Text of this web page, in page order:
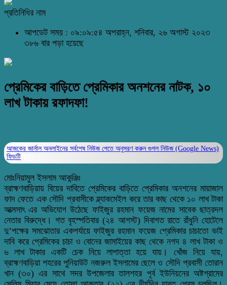
প্রতিনিধির নাম
আপডেট সময় : ০৯:০৯:৫৪ অপরাহ্ন, শনিবার, ২৬ অগাস্ট ২০২৩
৩৮৬ বার পড়া হয়েছে
প্রেমিকের বাড়িতে প্রেমিকার অনশনের নাটক, ১০
লাখ টাকায় রফাদফা!
আজকের জার্নাল অনলাইনের সর্বশেষ নিউজ পেতে অনুসরণ করুন গুগল নিউজ (Google News)
ফিডটি
মোঃনিয়ামুল ইসলাম আকন্ঞ্জিঃ
ব্রাহ্মণবাড়িয়ায় বিয়ের দাবিতে প্রেমিকের বাড়িতে প্রেমিকার অনশনের মায়াজাল
ফাদ ফেতে এক সৌদি প্রবাসীকে ব্ল্যাকমেইল করে তার কাছ থেকে ১০ লাখ টাকা
আত্মসাৎ এর অভিযোগ উঠেছে ফাইজুর রহমান ফয়েজ নামের সাবেক ছাত্রদল
নেতার বিরুদ্ধে। গত বৃহস্পতিবার (২৪ আগস্ট) দিবাগত রাতে রাঁধুনি হোটেলে
দু’পক্ষের সমঝোতার একপর্যায়ে ফাইজুর রহমান ফয়েজ প্রেমিকার চাচাতো ভাই
দাবি করে প্রেমিকের চাচা ও বোনের জামাইয়ের কাছ থেকে নগদ ৪ লাখ টাকা ও
৬ লাখ টাকার একটি চেক নিয়ে লাপাত্তা হয়ে যায়। খোঁজ নিয়ে যায়,
ব্রাহ্মণবাড়িয়া শহরের পুনিয়াউট নজরুল ইসলামের ছেলে ও সৌদি প্রবাসী তোরান
খান (৩০) এর সাথে সদর উপজেলার তালশহর পূর্ব ইউনিয়নের অষ্টগ্রামের